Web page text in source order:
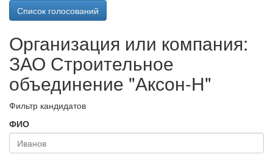
Список голосований
Организация или компания:
ЗАО Строительное
объединение "Аксон-Н"
Фильтр кандидатов
ФИО